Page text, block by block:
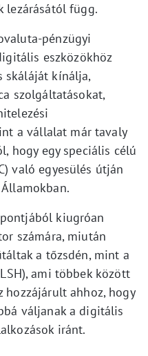
lezárásától függ.
pénzügyi
eszközökhöz
skáláját kínálja,
szolgáltatásokat,
a vállalat már tavaly
hogy egy speciális célú
való egyesülés útján
kiugróan
számára, miután
a tőzsdén, mint a
ami többek között
hozzájárult ahhoz, hogy
váljanak a digitális
iránt.